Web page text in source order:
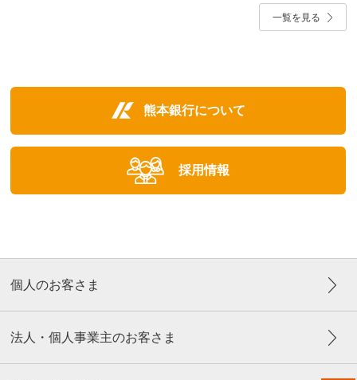
一覧を見る
熊本銀行について
採用情報
個人のお客さま
法人・個人事業主のお客さま